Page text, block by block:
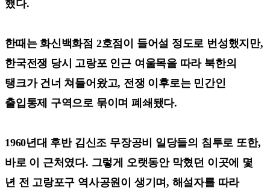
했다.
한때는 화신백화점 2호점이 들어설 정도로 번성했지만,
한국전쟁 당시 고랑포 인근 여울목을 따라 북한의
탱크가 건너 쳐들어왔고, 전쟁 이후로는 민간인
출입통제 구역으로 묶이며 폐쇄됐다.
1960년대 후반 김신조 무장공비 일당들의 침투로 또한,
바로 이 근처였다. 그렇게 오랫동안 막혔던 이곳에 몇
년 전 고랑포구 역사공원이 생기며, 해설자를 따라